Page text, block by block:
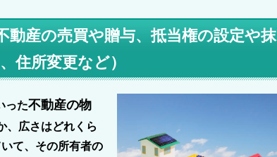
動産の売買や贈与、抵当権の設定や抹
住所変更など）
った不動産の物
、広さはどれくら
いて、その所有者の